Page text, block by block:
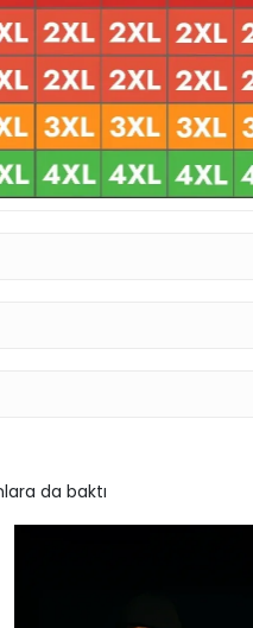
da baktı